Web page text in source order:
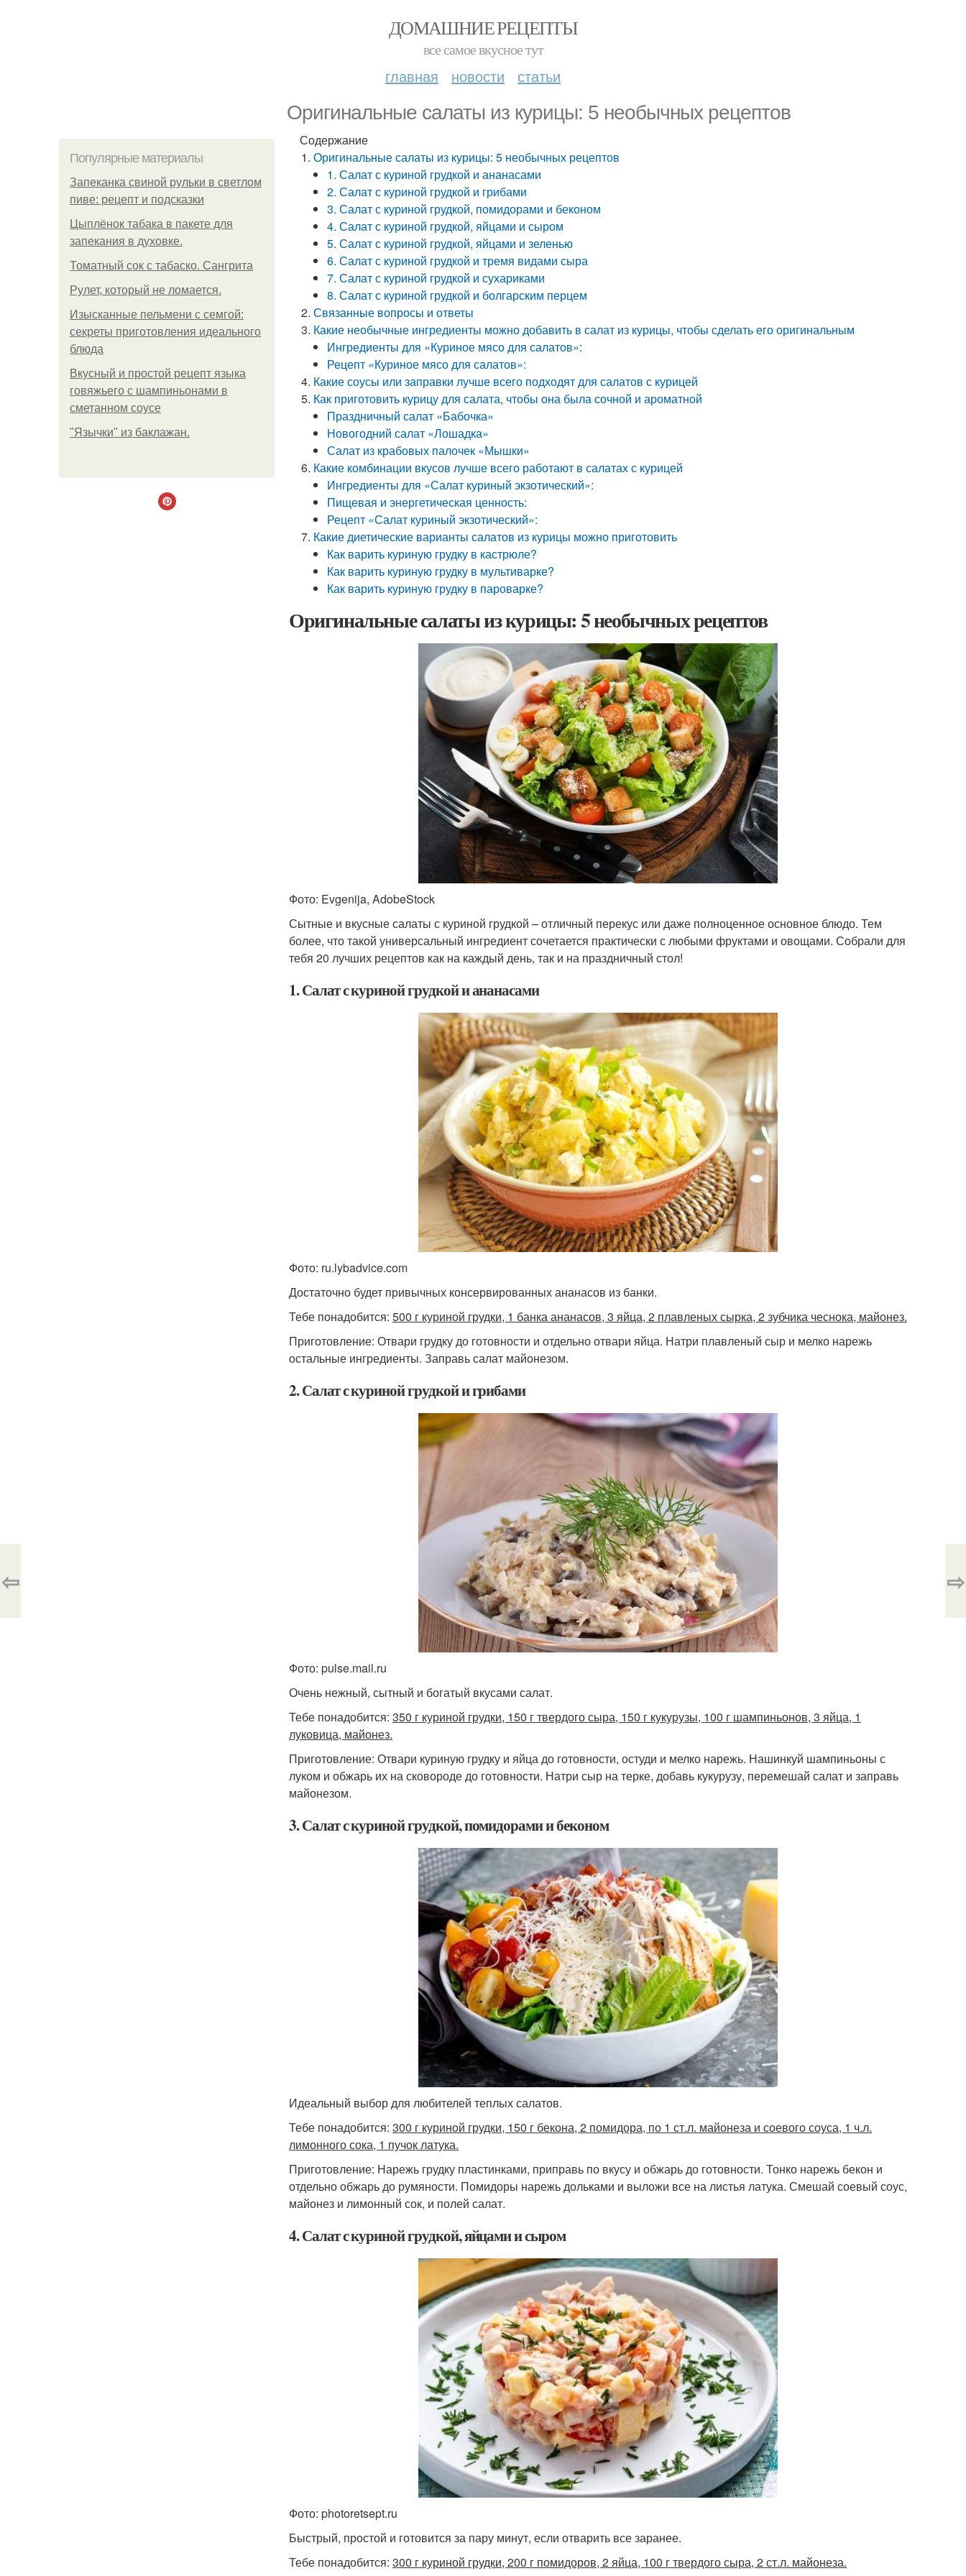
ДОМАШНИЕ РЕЦЕПТЫ
все самое вкусное тут
главная новости статьи
Оригинальные салаты из курицы: 5 необычных рецептов
Популярные материалы
Запеканка свиной рульки в светлом
пиве: рецепт и подсказки
Цыплёнок табака в пакете для
запекания в духовке.
Томатный сок с табаско. Сангрита
Рулет, который не ломается.
Изысканные пельмени с семгой:
секреты приготовления идеального
блюда
Вкусный и простой рецепт языка
говяжьего с шампиньонами в
сметанном соусе
"Язычки" из баклажан.
Содержание
Оригинальные салаты из курицы: 5 необычных рецептов
1. Салат с куриной грудкой и ананасами
2. Салат с куриной грудкой и грибами
3. Салат с куриной грудкой, помидорами и беконом
4. Салат с куриной грудкой, яйцами и сыром
5. Салат с куриной грудкой, яйцами и зеленью
6. Салат с куриной грудкой и тремя видами сыра
7. Салат с куриной грудкой и сухариками
8. Салат с куриной грудкой и болгарским перцем
Связанные вопросы и ответы
Какие необычные ингредиенты можно добавить в салат из курицы, чтобы сделать его оригинальным
Ингредиенты для «Куриное мясо для салатов»:
Рецепт «Куриное мясо для салатов»:
Какие соусы или заправки лучше всего подходят для салатов с курицей
Как приготовить курицу для салата, чтобы она была сочной и ароматной
Праздничный салат «Бабочка»
Новогодний салат «Лошадка»
Салат из крабовых палочек «Мышки»
Какие комбинации вкусов лучше всего работают в салатах с курицей
Ингредиенты для «Салат куриный экзотический»:
Пищевая и энергетическая ценность:
Рецепт «Салат куриный экзотический»:
Какие диетические варианты салатов из курицы можно приготовить
Как варить куриную грудку в кастрюле?
Как варить куриную грудку в мультиварке?
Как варить куриную грудку в пароварке?
Оригинальные салаты из курицы: 5 необычных рецептов
Фото: Evgenija, AdobeStock
Сытные и вкусные салаты с куриной грудкой – отличный перекус или даже полноценное основное блюдо. Тем
более, что такой универсальный ингредиент сочетается практически с любыми фруктами и овощами. Собрали для
тебя 20 лучших рецептов как на каждый день, так и на праздничный стол!
1. Салат с куриной грудкой и ананасами
Фото: ru.lybadvice.com
Достаточно будет привычных консервированных ананасов из банки.
Тебе понадобится: 500 г куриной грудки, 1 банка ананасов, 3 яйца, 2 плавленых сырка, 2 зубчика чеснока, майонез.
Приготовление: Отвари грудку до готовности и отдельно отвари яйца. Натри плавленый сыр и мелко нарежь
остальные ингредиенты. Заправь салат майонезом.
2. Салат с куриной грудкой и грибами
Фото: pulse.mail.ru
Очень нежный, сытный и богатый вкусами салат.
Тебе понадобится: 350 г куриной грудки, 150 г твердого сыра, 150 г кукурузы, 100 г шампиньонов, 3 яйца, 1
луковица, майонез.
Приготовление: Отвари куриную грудку и яйца до готовности, остуди и мелко нарежь. Нашинкуй шампиньоны с
луком и обжарь их на сковороде до готовности. Натри сыр на терке, добавь кукурузу, перемешай салат и заправь
майонезом.
3. Салат с куриной грудкой, помидорами и беконом
Идеальный выбор для любителей теплых салатов.
Тебе понадобится: 300 г куриной грудки, 150 г бекона, 2 помидора, по 1 ст.л. майонеза и соевого соуса, 1 ч.л.
лимонного сока, 1 пучок латука.
Приготовление: Нарежь грудку пластинками, приправь по вкусу и обжарь до готовности. Тонко нарежь бекон и
отдельно обжарь до румяности. Помидоры нарежь дольками и выложи все на листья латука. Смешай соевый соус,
майонез и лимонный сок, и полей салат.
4. Салат с куриной грудкой, яйцами и сыром
Фото: photoretsept.ru
Быстрый, простой и готовится за пару минут, если отварить все заранее.
Тебе понадобится: 300 г куриной грудки, 200 г помидоров, 2 яйца, 100 г твердого сыра, 2 ст.л. майонеза.
⇦ ⇨